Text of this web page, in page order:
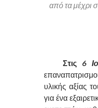
από τα μέχρι
Στις 6
υλικής αξίας
για ένα